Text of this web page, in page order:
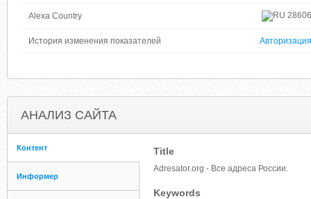
Alexa Country 28606
История изменения показателей Авторизация
АНАЛИЗ САЙТА
Контент
Информер
Title
Adresator.org - Все адреса России.
Keywords